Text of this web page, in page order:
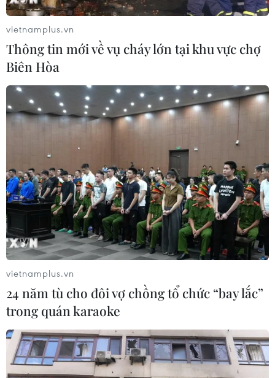
Tháo gỡ vướng mắc về khai báo y tế điện
tử khi nhập cảnh
25/04/2022 13:18
nhật chi tiết, đầy đủ các quy định về điều kiện y tế,
hướng dẫn khai báo y tế điện tử đối với những người có
nguyện vọng nhập cảnh vào Việt Nam.
Bộ Y tế giải quyết vướng mắc về khai báo y
vietnamplus.vn
Thông tin mới về vụ cháy lớn tại khu vực chợ
Biên Hòa
vietnamplus.vn
24 năm tù cho đôi vợ chồng tổ chức “bay lắc”
trong quán karaoke